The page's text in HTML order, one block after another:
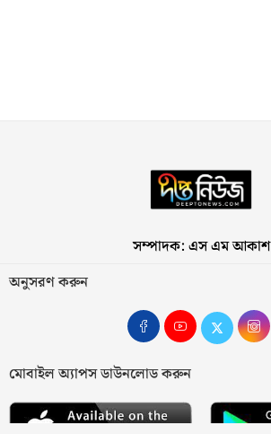
সম্পাদক: এস এম আকাশ
অনুসরণ করুন
মোবাইল অ্যাপস ডাউনলোড করুন